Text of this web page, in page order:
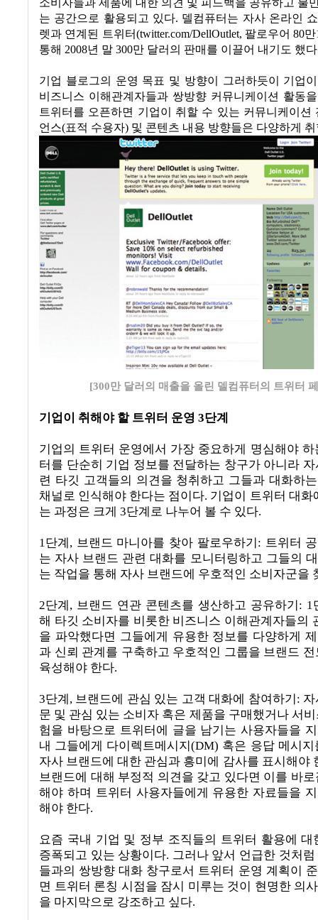
소비자들과 제품에 대한 의견 및 피드백을 공유하고 불
는 공간으로 활용되고 있다. 델컴퓨터는 자사 온라인
렛과 연계된 트위터(twitter.com/DellOutlet, 팔로우어 80만
통해 2008년 말 300만 달러의 판매를 이끌어 내기도 했다
기업 블로그의 운영 목표 및 방향이 그러하듯이 기업
비즈니스 이해관계자들과 쌍방향 커뮤니케이션 활동
트위터를 오픈하면 기업이 취할 수 있는 커뮤니케이션
언스(표적 수용자) 및 콘텐츠 내용 방향들은 다양하게
[300만 달러의 매출을 올린 델컴퓨터의 트위터
기업이 취해야 할 트위터 운영 3단계
기업의 트위터 운영에서 가장 중요하게 명심해야
터를 단순히 기업 정보를 전달하는 창구가 아니라
련 타깃 고객들의 의견을 청취하고 그들과 대화하
채널로 인식해야 한다는 점이다. 기업이 트위터 대화
는 과정은 크게 3단계로 나누어 볼 수 있다.
1단계 , 브랜드 마니아를 찾아 팔로우하기 : 트위터
는 자사 브랜드 관련 대화를 모니터링하고 그들의
는 작업을 통해 자사 브랜드에 우호적인 소비자군을
2단계 , 브랜드 연관 콘텐츠를 생산하고 공유하기 : 1
해 타깃 소비자를 비롯한 비즈니스 이해관계자들의
을 파악했다면 그들에게 유용한 정보를 다양하게
과 신뢰 관계를 구축하고 우호적인 그룹을 브랜드
육성해야 한다.
3단계 , 브랜드에 관심 있는 고객 대화에 참여하기 :
문 및 관심 있는 소비자 혹은 제품을 구매했거나 서
험을 바탕으로 트위터에 글을 남기는 사용자들을
내 그들에게 다이렉트메시지(DM) 혹은 응답 메시
자사 브랜드에 대한 관심과 흥미에 감사를 표시해야
브랜드에 대해 부정적 의견을 갖고 있다면 이를 바
해야 하며 트위터 사용자들에게 유용한 자료들을
해야 한다.
요즘 국내 기업 및 정부 조직들의 트위터 활용에 대
증폭되고 있는 상황이다. 그러나 앞서 언급한 것처
들과의 쌍방향 대화 창구로서 트위터 운영 계획이
면 트위터 론칭 시점을 잠시 미루는 것이 현명한 의
을 마지막으로 강조하고 싶다.